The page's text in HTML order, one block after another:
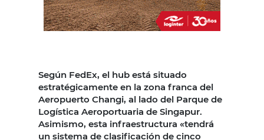
Según FedEx, el hub está situado
estratégicamente en la zona franca del
Aeropuerto Changi, al lado del Parque de
Logística Aeroportuaria de Singapur.
Asimismo, esta infraestructura «tendrá
un sistema de clasificación de cinco